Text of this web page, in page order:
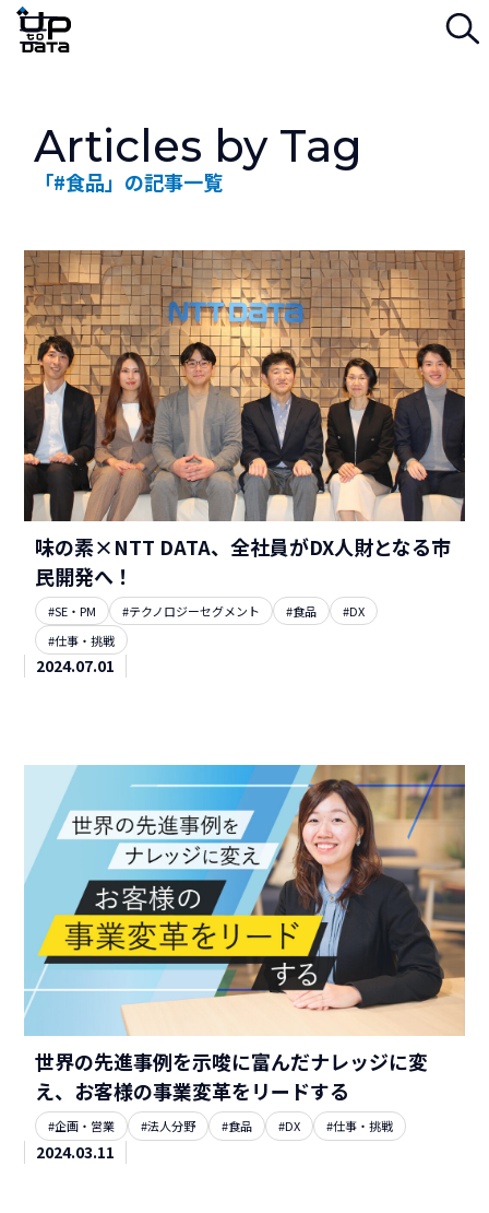
Menu
Articles by Tag
「#食品」の記事一覧
味の素×NTT DATA、全社員がDX人財となる市
民開発へ！
#SE・PM #テクノロジーセグメント #食品
#DX
#仕事・挑戦
2024.07.01
世界の先進事例を示唆に富んだナレッジに変
え、お客様の事業変革をリードする
#企画・営業 #法人分野 #食品 #DX #仕事・挑戦
2024.03.11